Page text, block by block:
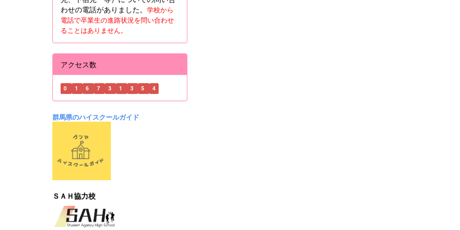
わせの電話がありました。 学校から
電話で卒業生の進路状況を問い合わせ
ることはありません。
アクセス数
0 1 6 7 3 1 3 5 4
群馬県のハイスクールガイド
ＳＡＨ協力校